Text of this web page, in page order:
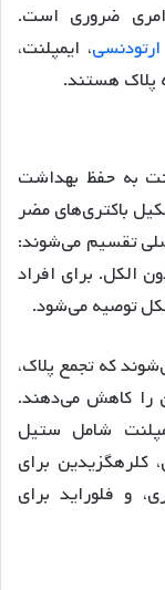
ضروری است.
ارتودنسی، ایمپلنت،
پلاک هستند.
به حفظ بهداشت
باکتری‌های مضر
تقسیم می‌شوند:
الکل. برای افراد
توصیه می‌شود.
که تجمع پلاک،
را کاهش می‌دهند.
شامل ستیل
کلرهگزیدین برای
و فلوراید برای